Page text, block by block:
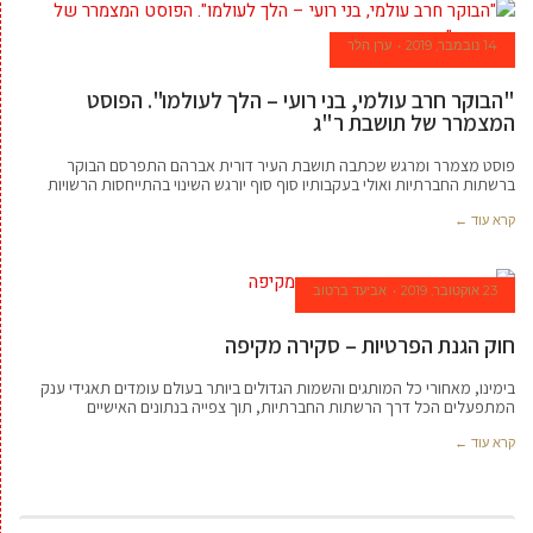
14 נובמבר, 2019 ערן הלר
"הבוקר חרב עולמי, בני רועי – הלך לעולמו". הפוסט
המצמרר של תושבת ר"ג
פוסט מצמרר ומרגש שכתבה תושבת העיר דורית אברהם התפרסם הבוקר
ברשתות החברתיות ואולי בעקבותיו סוף סוף יורגש השינוי בהתייחסות הרשויות
קרא עוד ←
23 אוקטובר, 2019 אביעד ברטוב
חוק הגנת הפרטיות – סקירה מקיפה
בימינו, מאחורי כל המותגים והשמות הגדולים ביותר בעולם עומדים תאגידי ענק
המתפעלים הכל דרך הרשתות החברתיות, תוך צפייה בנתונים האישיים
קרא עוד ←